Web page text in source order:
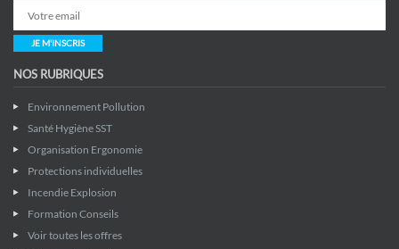
JE M'INSCRIS
NOS RUBRIQUES
Environnement Pollution
Santé Hygiène SST
Organisation Ergonomie
Protections individuelles
Incendie Explosion
Formation Conseils
Voir toutes les offres